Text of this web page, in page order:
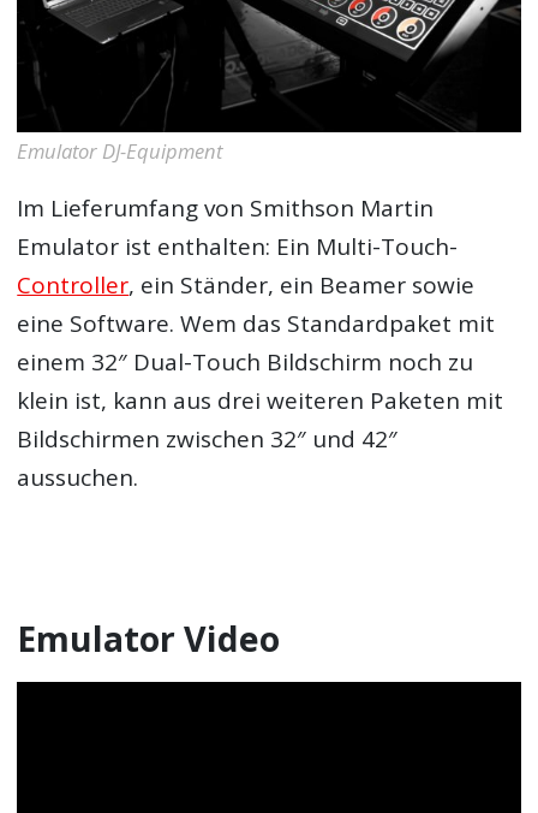
Emulator DJ-Equipment
Im Lieferumfang von Smithson Martin
Emulator ist enthalten: Ein Multi-Touch-
Controller, ein Ständer, ein Beamer sowie
eine Software. Wem das Standardpaket mit
einem 32″ Dual-Touch Bildschirm noch zu
klein ist, kann aus drei weiteren Paketen mit
Bildschirmen zwischen 32″ und 42″
aussuchen.
Emulator Video